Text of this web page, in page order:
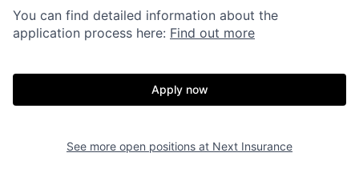
You can find detailed information about the
application process here: Find out more
Apply now
See more open positions at Next Insurance